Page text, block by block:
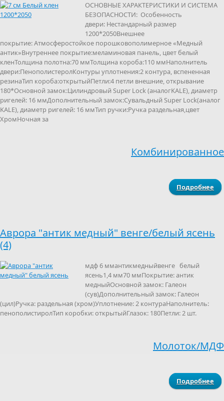
ОСНОВНЫЕ ХАРАКТЕРИСТИКИ И СИСТЕМА
БЕЗОПАСНОСТИ: Особенность
двери: Нестандарный размер
1200*2050Внешнее
покрытие: Атмосферостойкое порошковополимерное «Медный
антик»Внутреннее покрытие:меламиновая панель, цвет белый
кленТолщина полотна:70 ммТолщина короба:110 ммНаполнитель
двери:ПенополистеролКонтуры уплотнения:2 контура, вспененная
резинаТип короба:открытыйПетли:4 петли внешние, открывание
180*Основной замок:Цилиндровый Super Lock (аналогKALE), диаметр
ригелей: 16 ммДополнительный замок:Сувальдный Super Lock(аналог
KALE), диаметр ригелей: 16 ммТип ручки:Ручка раздельная,цвет
ХромНочная за
Комбинированное
Подробнее
Аврора "антик медный" венге/белый ясень
(4)
мдф 6 ммантикмедныйвенге белый
ясень1,4 мм70 ммПокрытие: антик
медныйОсновной замок: Галеон
(сув)Дополнительный замок: Галеон
(цил)Ручка: раздельная (хром)Уплотнение: 2 контураНаполнитель:
пенополистиролТип коробки: открытыйГлазок: 180Петли: 2 шт.
Молоток/МДФ
Подробнее